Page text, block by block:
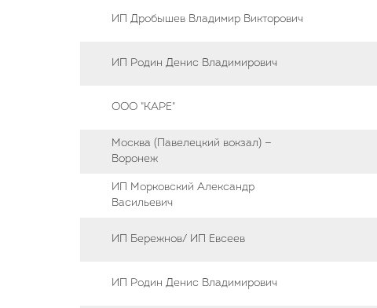
ИП Дробышев Владимир Викторович
ИП Родин Денис Владимирович
ООО "КАРЕ"
Москва (Павелецкий вокзал) —
Воронеж
ИП Морковский Александр
Васильевич
ИП Бережнов/ ИП Евсеев
ИП Родин Денис Владимирович